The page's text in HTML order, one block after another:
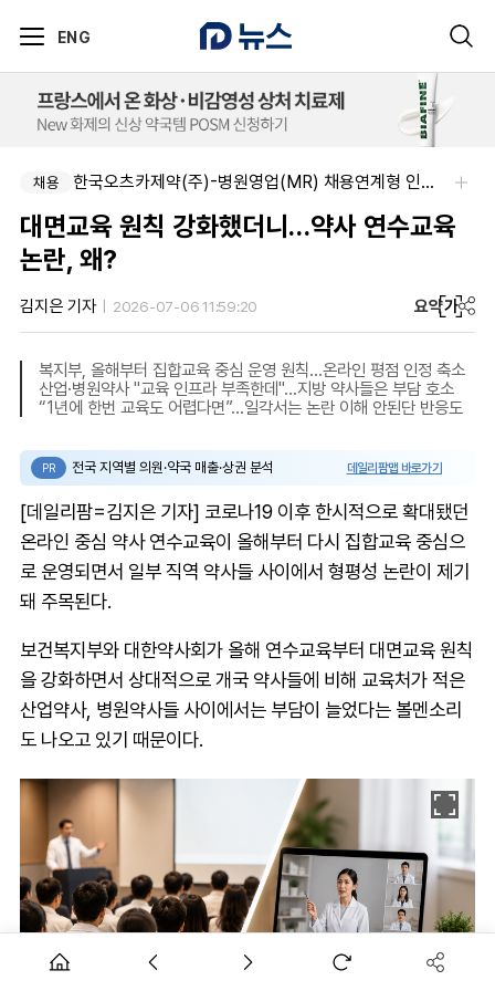
ENG
채용 한국오츠카제약(주)-병원영업(MR) 채용연계형 인턴(신입사원) 모집 공고
대면교육 원칙 강화했더니…약사 연수교육
논란, 왜?
김지은 기자 2026-07-06 11:59:20 요약가
복지부, 올해부터 집합교육 중심 운영 원칙…온라인 평점 인정 축소
산업·병원약사 "교육 인프라 부족한데"…지방 약사들은 부담 호소
“1년에 한번 교육도 어렵다면”…일각서는 논란 이해 안된단 반응도
PR 전국 지역별 의원·약국 매출·상권 분석 데일리팜맵 바로가기
[데일리팜=김지은 기자] 코로나19 이후 한시적으로 확대됐던
온라인 중심 약사 연수교육이 올해부터 다시 집합교육 중심으
로 운영되면서 일부 직역 약사들 사이에서 형평성 논란이 제기
돼 주목된다.
보건복지부와 대한약사회가 올해 연수교육부터 대면교육 원칙
을 강화하면서 상대적으로 개국 약사들에 비해 교육처가 적은
산업약사, 병원약사들 사이에서는 부담이 늘었다는 볼멘소리
도 나오고 있기 때문이다.